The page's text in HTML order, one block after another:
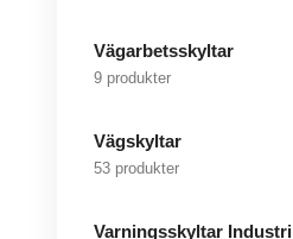
Vägarbetsskyltar
9 produkter
Vägskyltar
53 produkter
Varningsskyltar Industri